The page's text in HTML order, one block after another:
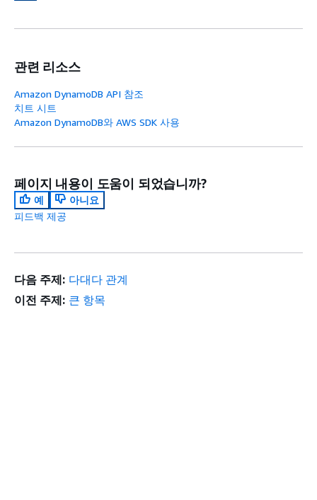
관련 리소스
Amazon DynamoDB API 참조
치트 시트
Amazon DynamoDB와 AWS SDK 사용
페이지 내용이 도움이 되었습니까?
예
아니요
피드백 제공
다음 주제: 다대다 관계
이전 주제: 큰 항목